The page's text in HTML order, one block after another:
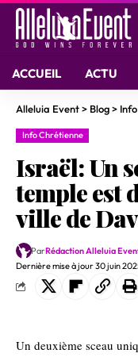
ACCUEIL ACTU
Alleluia Event> Blog>
Info Chrétienne
Israël: Un
temple est
ville de
Dernière mise à jour 30 juin
ParRédaction Alleluia
Un deuxième sceau